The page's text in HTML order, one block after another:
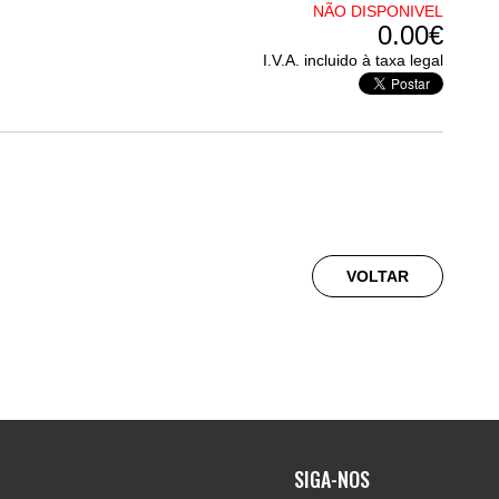
NÃO DISPONIVEL
0.00€
I.V.A. incluido à taxa legal
VOLTAR
SIGA-NOS